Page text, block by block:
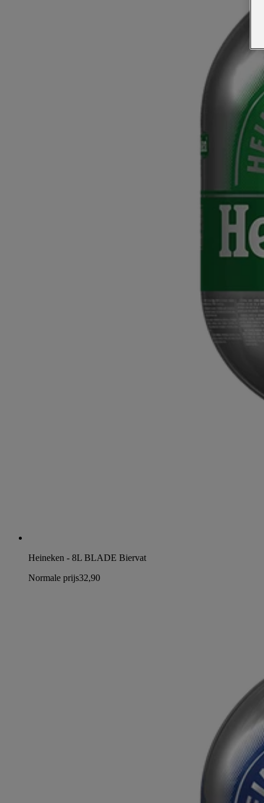
Heineken - 8L BLADE Biervat
Normale prijs32,90